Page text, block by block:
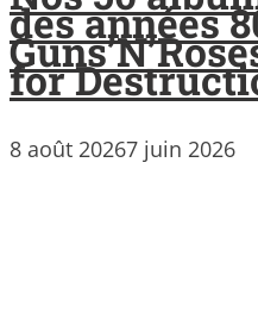
des années
for
8 août 20267 juin 2026